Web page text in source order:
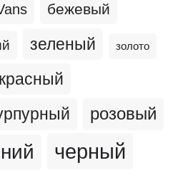
бежевый
зеленый золото
красный
розовый
черный